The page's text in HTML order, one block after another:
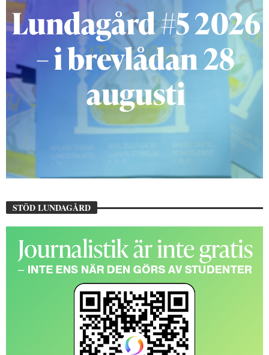
STÖD LUNDAGÅRD